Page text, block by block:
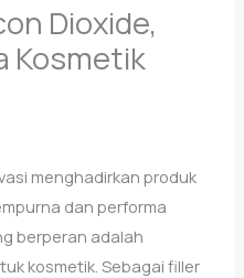
Dioxide,
Kosmetik
menghadirkan produk
dan performa
berperan adalah
kosmetik. Sebagai filler